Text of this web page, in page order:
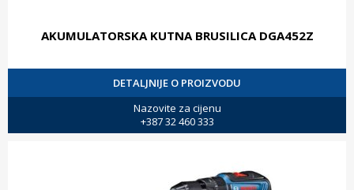
AKUMULATORSKA KUTNA BRUSILICA DGA452Z
DETALJNIJE O PROIZVODU
Nazovite za cijenu
+387 32 460 333